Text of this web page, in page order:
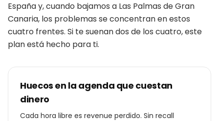
España y, cuando bajamos a Las Palmas de Gran
Canaria, los problemas se concentran en estos
cuatro frentes. Si te suenan dos de los cuatro, este
plan está hecho para ti.
Huecos en la agenda que cuestan
dinero
Cada hora libre es revenue perdido. Sin recall